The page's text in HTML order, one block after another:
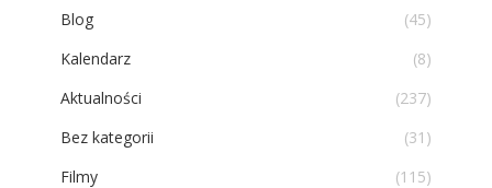
Blog
(45)
Kalendarz
(8)
Aktualności
(237)
Bez kategorii
(31)
Filmy
(115)